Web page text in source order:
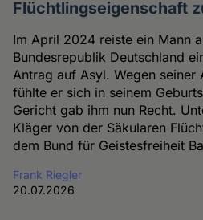
Flüchtlingseigenschaft
Im April 2024 reiste ein Mann
Bundesrepublik Deutschland
Antrag auf Asyl. Wegen seiner
fühlte er sich in seinem
Gericht gab ihm nun Recht.
Kläger von der Säkularen
dem Bund für Geistesfreiheit
Frank Riegler
20.07.2026